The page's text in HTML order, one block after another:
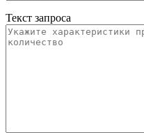
Текст запроса